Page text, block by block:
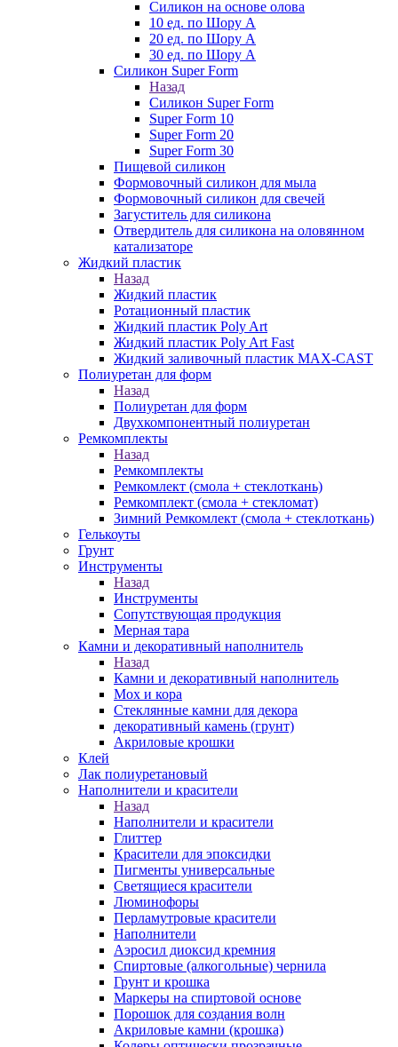
Силикон на основе олова
10 ед. по Шору А
20 ед. по Шору А
30 ед. по Шору А
Силикон Super Form
Назад
Силикон Super Form
Super Form 10
Super Form 20
Super Form 30
Пищевой силикон
Формовочный силикон для мыла
Формовочный силикон для свечей
Загуститель для силикона
Отвердитель для силикона на оловянном
катализаторе
Жидкий пластик
Назад
Жидкий пластик
Ротационный пластик
Жидкий пластик Poly Art
Жидкий пластик Poly Art Fast
Жидкий заливочный пластик MAX-CAST
Полиуретан для форм
Назад
Полиуретан для форм
Двухкомпонентный полиуретан
Ремкомплекты
Назад
Ремкомплекты
Ремкомлект (смола + стеклоткань)
Ремкомплект (смола + стекломат)
Зимний Ремкомлект (смола + стеклоткань)
Гелькоуты
Грунт
Инструменты
Назад
Инструменты
Сопутствующая продукция
Мерная тара
Камни и декоративный наполнитель
Назад
Камни и декоративный наполнитель
Мох и кора
Стеклянные камни для декора
декоративный камень (грунт)
Акриловые крошки
Клей
Лак полиуретановый
Наполнители и красители
Назад
Наполнители и красители
Глиттер
Красители для эпоксидки
Пигменты универсальные
Светящиеся красители
Люминофоры
Перламутровые красители
Наполнители
Аэросил диоксид кремния
Спиртовые (алкогольные) чернила
Грунт и крошка
Маркеры на спиртовой основе
Порошок для создания волн
Акриловые камни (крошка)